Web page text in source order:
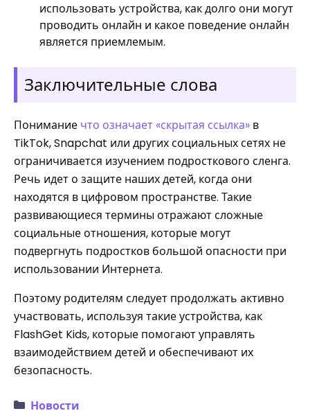
использовать устройства, как долго они могут
проводить онлайн и какое поведение онлайн
является приемлемым.
Заключительные слова
Понимание что означает «скрытая ссылка» в
TikTok, Snapchat или других социальных сетях не
ограничивается изучением подросткового сленга.
Речь идет о защите наших детей, когда они
находятся в цифровом пространстве. Такие
развивающиеся термины отражают сложные
социальные отношения, которые могут
подвергнуть подростков большой опасности при
использовании Интернета.
Поэтому родителям следует продолжать активно
участвовать, используя такие устройства, как
FlashGet Kids, которые помогают управлять
взаимодействием детей и обеспечивают их
безопасность.
Новости